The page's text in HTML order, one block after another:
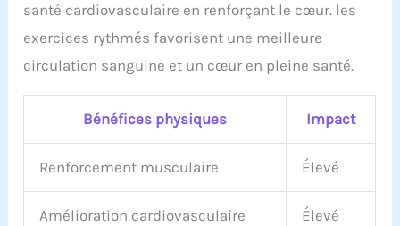
santé cardiovasculaire en renforçant le cœur. les
exercices rythmés favorisent une meilleure
circulation sanguine et un cœur en pleine santé.
Bénéfices physiques Impact
Renforcement musculaire Élevé
Amélioration cardiovasculaire Élevé